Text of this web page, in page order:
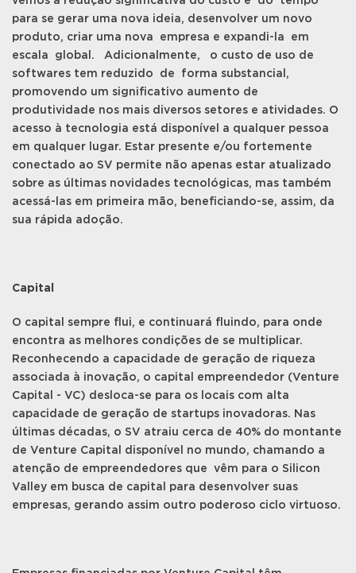
para se gerar uma nova ideia, desenvolver um novo
produto, criar uma nova empresa e expandi-la em
escala global. Adicionalmente, o custo de uso de
softwares tem reduzido de forma substancial,
promovendo um significativo aumento de
produtividade nos mais diversos setores e atividades. O
acesso à tecnologia está disponível a qualquer pessoa
em qualquer lugar. Estar presente e/ou fortemente
conectado ao SV permite não apenas estar atualizado
sobre as últimas novidades tecnológicas, mas também
acessá-las em primeira mão, beneficiando-se, assim, da
sua rápida adoção.
Capital
O capital sempre flui, e continuará fluindo, para onde
encontra as melhores condições de se multiplicar.
Reconhecendo a capacidade de geração de riqueza
associada à inovação, o capital empreendedor (Venture
Capital - VC) desloca-se para os locais com alta
capacidade de geração de startups inovadoras. Nas
últimas décadas, o SV atraiu cerca de 40% do montante
de Venture Capital disponível no mundo, chamando a
atenção de empreendedores que vêm para o Silicon
Valley em busca de capital para desenvolver suas
empresas, gerando assim outro poderoso ciclo virtuoso.